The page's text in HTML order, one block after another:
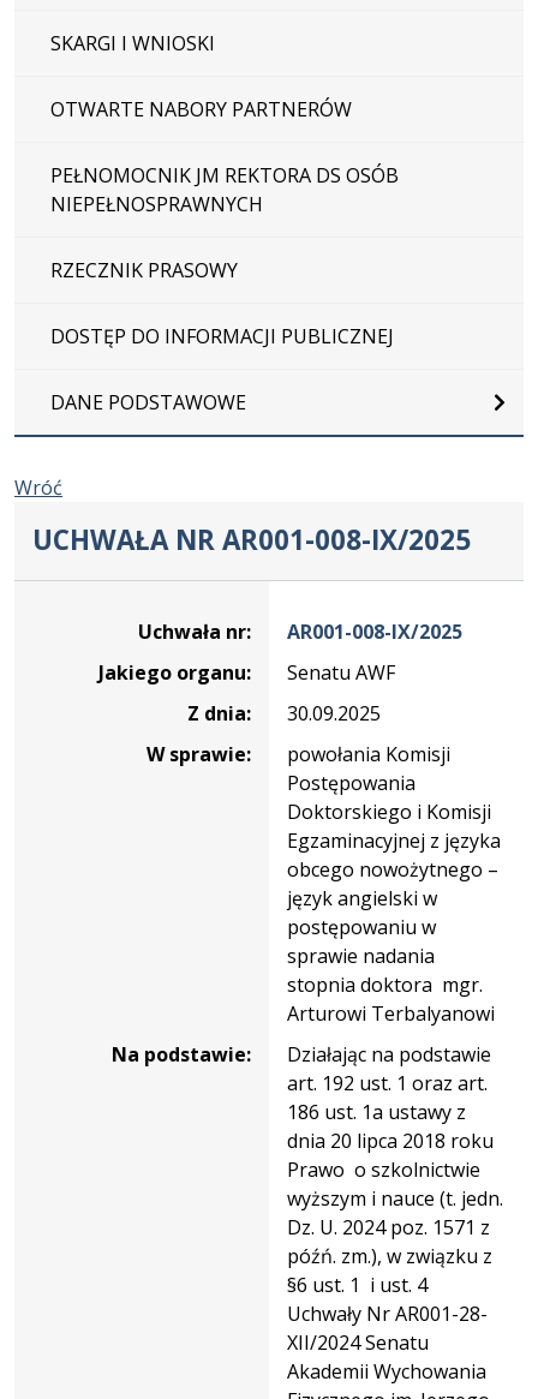
SKARGI I WNIOSKI
OTWARTE NABORY PARTNERÓW
PEŁNOMOCNIK JM REKTORA DS OSÓB
NIEPEŁNOSPRAWNYCH
RZECZNIK PRASOWY
DOSTĘP DO INFORMACJI PUBLICZNEJ
DANE PODSTAWOWE
Wróć
UCHWAŁA NR AR001-008-IX/2025
Uchwała nr:
AR001-008-IX/2025
Jakiego organu:
Senatu AWF
Z dnia:
30.09.2025
W sprawie:
powołania Komisji
Postępowania
Doktorskiego i Komisji
Egzaminacyjnej z języka
obcego nowożytnego –
język angielski w
postępowaniu w
sprawie nadania
stopnia doktora mgr.
Arturowi Terbalyanowi
Na podstawie:
Działając na podstawie
art. 192 ust. 1 oraz art.
186 ust. 1a ustawy z
dnia 20 lipca 2018 roku
Prawo o szkolnictwie
wyższym i nauce (t. jedn.
Dz. U. 2024 poz. 1571 z
późń. zm.), w związku z
§6 ust. 1 i ust. 4
Uchwały Nr AR001-28-
XII/2024 Senatu
Akademii Wychowania